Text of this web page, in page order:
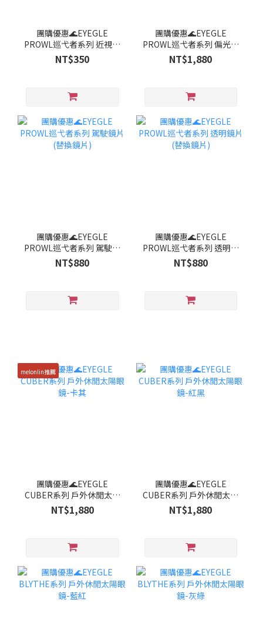
團購優惠🌊EYEGLE
PROWL巡弋者系列 近視內
框 (商品不含鏡片)
NT$350
團購優惠🌊EYEGLE
PROWL巡弋者系列 偏光鏡
片(替換鏡片，3色可選)
NT$1,880
團購優惠🌊EYEGLE
PROWL巡弋者系列 駕駛鏡
片(替換鏡片)
NT$880
團購優惠🌊EYEGLE
PROWL巡弋者系列 透明鏡
片 (替換鏡片)
NT$880
melonlin推薦
團購優惠🌊EYEGLE
CUBER系列 戶外休閒太陽
眼鏡-卡其
NT$1,880
團購優惠🌊EYEGLE
CUBER系列 戶外休閒太陽
眼鏡-紅黑
NT$1,880